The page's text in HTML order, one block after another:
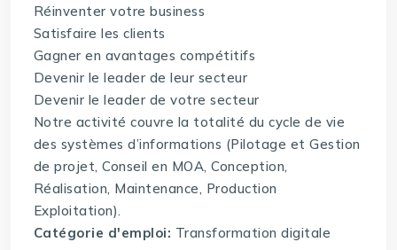
Réinventer votre business
Satisfaire les clients
Gagner en avantages compétitifs
Devenir le leader de leur secteur
Devenir le leader de votre secteur
Notre activité couvre la totalité du cycle de vie
des systèmes d’informations (Pilotage et Gestion
de projet, Conseil en MOA, Conception,
Réalisation, Maintenance, Production
Exploitation).
Catégorie d'emploi: Transformation digitale